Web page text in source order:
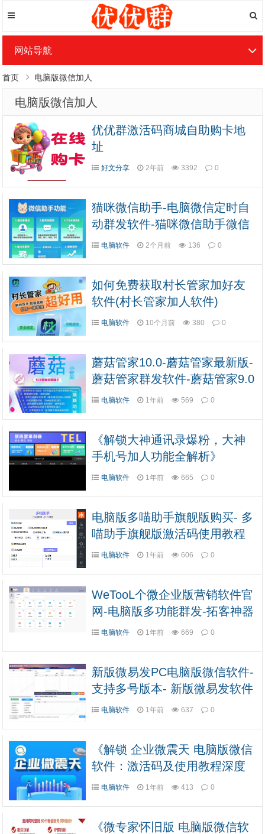
网站导航
首页 电脑版微信加人
电脑版微信加人
优优群激活码商城自助购卡地
址
好文分享 2年前 3392 0
猫咪微信助手-电脑微信定时自
动群发软件-猫咪微信助手微信
营销软件
电脑软件 2个月前 136 0
如何免费获取村长管家加好友
软件(村长管家加人软件)
电脑软件 10个月前 380 0
蘑菇管家10.0-蘑菇管家最新版-
蘑菇管家群发软件-蘑菇管家9.0
-蘑菇管家激活码授权
电脑软件 1年前 569 0
《解锁大神通讯录爆粉，大神
手机号加人功能全解析》
电脑软件 1年前 665 0
电脑版多喵助手旗舰版购买- 多
喵助手旗舰版激活码使用教程
电脑软件 1年前 606 0
WeTooL个微企业版营销软件官
网-电脑版多功能群发-拓客神器
电脑软件 1年前 669 0
新版微易发PC电脑版微信软件-
支持多号版本- 新版微易发软件
官网
电脑软件 1年前 637 0
《解锁 企业微震天 电脑版微信
软件：激活码及使用教程深度
剖析》
电脑软件 1年前 413 0
《微专家怀旧版 电脑版微信软